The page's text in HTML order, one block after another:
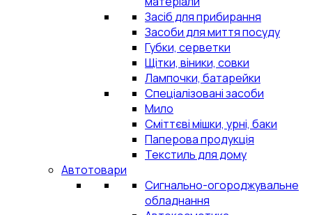
Засіб для прибирання
Засоби для миття посуду
Губки, серветки
Щітки, віники, совки
Лампочки, батарейки
Спеціалізовані засоби
Мило
Сміттєві мішки, урні, баки
Паперова продукція
Текстиль для дому
Автотовари
Сигнально-огороджувальне
обладнання